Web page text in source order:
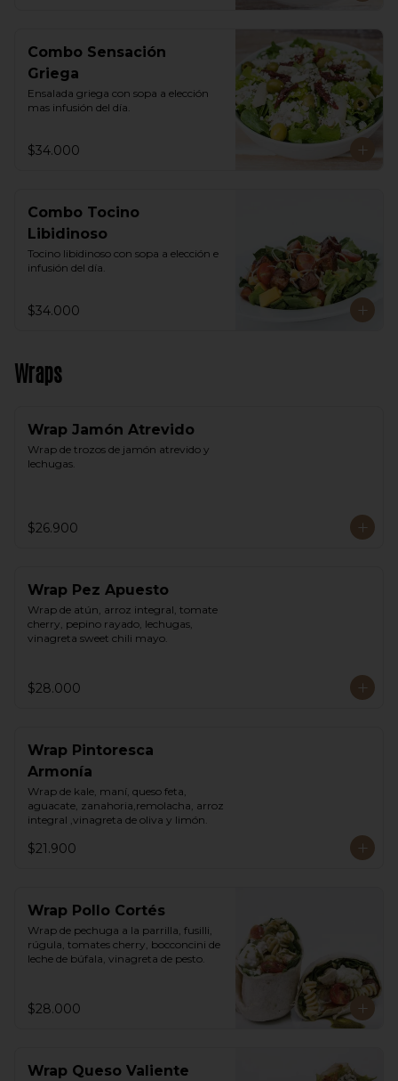
Combo Sensación
Griega
Ensalada griega con sopa a elección
mas infusión del día.
$34.000
Combo Tocino
Libidinoso
Tocino libidinoso con sopa a elección e
infusión del día.
$34.000
Wraps
Wrap Jamón Atrevido
Wrap de trozos de jamón atrevido y
lechugas.
$26.900
Wrap Pez Apuesto
Wrap de atún, arroz integral, tomate
cherry, pepino rayado, lechugas,
vinagreta sweet chili mayo.
$28.000
Wrap Pintoresca
Armonía
Wrap de kale, maní, queso feta,
aguacate, zanahoria,remolacha, arroz
integral ,vinagreta de oliva y limón.
$21.900
Wrap Pollo Cortés
Wrap de pechuga a la parrilla, fusilli,
rúgula, tomates cherry, bocconcini de
leche de búfala, vinagreta de pesto.
$28.000
Wrap Queso Valiente